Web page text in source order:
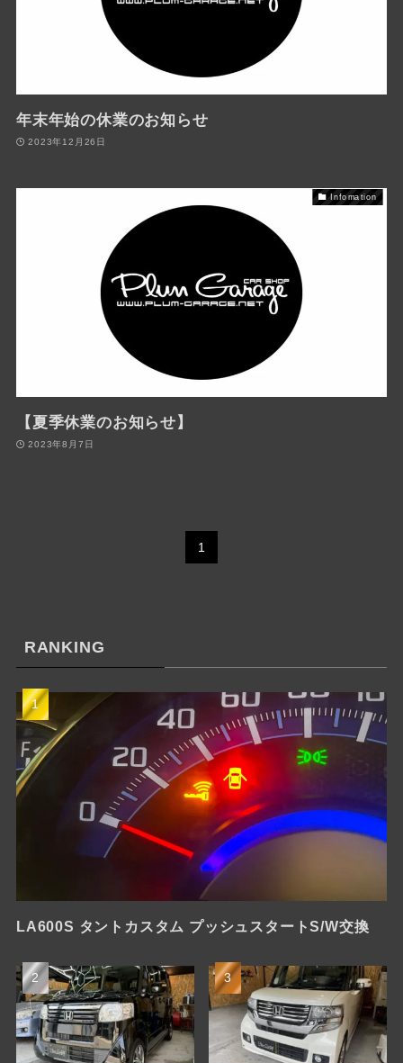
年末年始の休業のお知らせ
2023年12月26日
Infomation
【夏季休業のお知らせ】
2023年8月7日
1
RANKING
LA600S タントカスタム プッシュスタートS/W交換